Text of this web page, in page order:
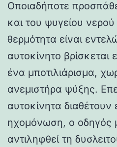
Οποιαδήποτε
και του ψυγείου
θερμότητα είναι
αυτοκίνητο
ένα μποτιλιάρισμα,
ανεμιστήρα ψύξης.
αυτοκίνητα διαθέτουν
ηχομόνωση, ο οδηγός
αντιληφθεί τη